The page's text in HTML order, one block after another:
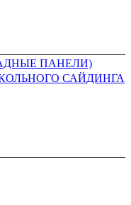
ПАНЕЛИ)
САЙДИНГА